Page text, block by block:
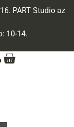
PART Studio az
10-14.